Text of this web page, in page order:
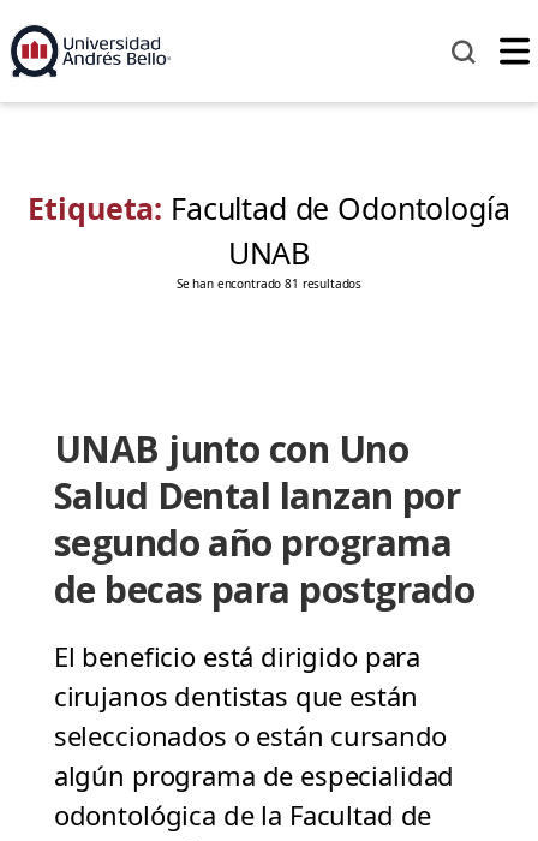
Etiqueta: Facultad de Odontología
UNAB
Se han encontrado 81 resultados
UNAB junto con Uno
Salud Dental lanzan por
segundo año programa
de becas para postgrado
El beneficio está dirigido para
cirujanos dentistas que están
seleccionados o están cursando
algún programa de especialidad
odontológica de la Facultad de